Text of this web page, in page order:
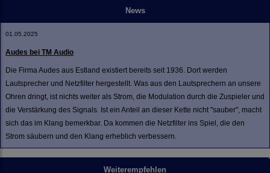
News
01.05.2025
Audes bei TM Audio
Die Firma Audes aus Estland existiert bereits seit 1936. Dort werden
Lautsprecher und Netzfilter hergestellt. Was aus den Lautsprechern an unsere
Ohren dringt, ist nichts weiter als Strom, die Modulation durch die Zuspieler und
die Verstärkung des Signals. Ist ein Anteil an dieser Kette nicht "sauber", macht
sich das im Klang bemerkbar. Da kommen die Netzfilter ins Spiel, die den
Strom säubern und den Klang erheblich verbessern.
Weiterempfehlen